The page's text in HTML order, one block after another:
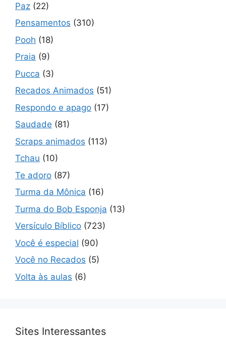
Paz (22)
Pensamentos (310)
Pooh (18)
Praia (9)
Pucca (3)
Recados Animados (51)
Respondo e apago (17)
Saudade (81)
Scraps animados (113)
Tchau (10)
Te adoro (87)
Turma da Mônica (16)
Turma do Bob Esponja (13)
Versículo Bíblico (723)
Você é especial (90)
Você no Recados (5)
Volta às aulas (6)
Sites Interessantes